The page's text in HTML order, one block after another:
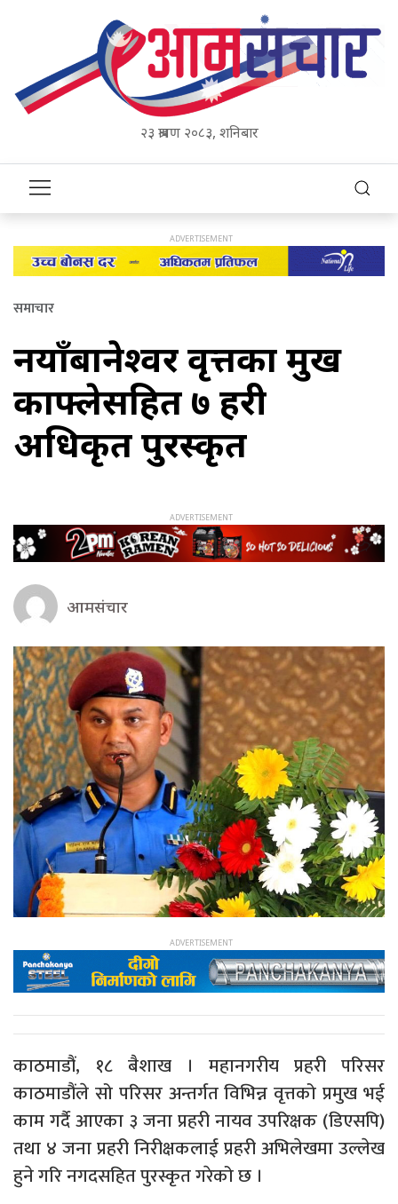
२३ श्रावण २०८३, शनिबार
समाचार
नयाँबानेश्वर वृत्तका प्रमुख
काफ्लेसहित ७ प्रहरी
अधिकृत पुरस्कृत
आमसंचार
काठमाडौं, १८ बैशाख । महानगरीय प्रहरी परिसर
काठमाडौंले सो परिसर अन्तर्गत विभिन्न वृत्तको प्रमुख भई
काम गर्दै आएका ३ जना प्रहरी नायव उपरिक्षक (डिएसपि)
तथा ४ जना प्रहरी निरीक्षकलाई प्रहरी अभिलेखमा उल्लेख
हुने गरि नगदसहित पुरस्कृत गरेको छ ।